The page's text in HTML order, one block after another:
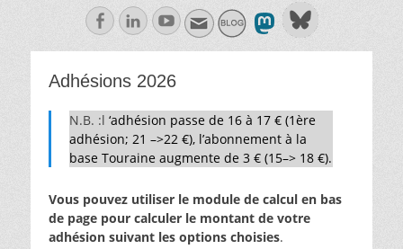
FacebookLinkedln
Youtube
Adhésions 2026
N.B. :l ‘adhésion passe de 16 à 17 € (1ère
adhésion; 21 –>22 €), l’abonnement à la
base Touraine augmente de 3 € (15–> 18 €).
Vous pouvez utiliser le module de calcul en bas
de page pour calculer le montant de votre
adhésion suivant les options choisies.